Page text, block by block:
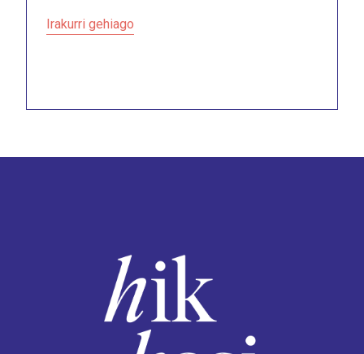
Irakurri gehiago